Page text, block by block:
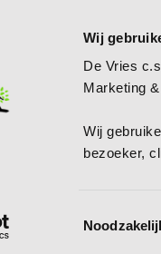
Wij
De Vries
Marketing
Wij
bezoeker,